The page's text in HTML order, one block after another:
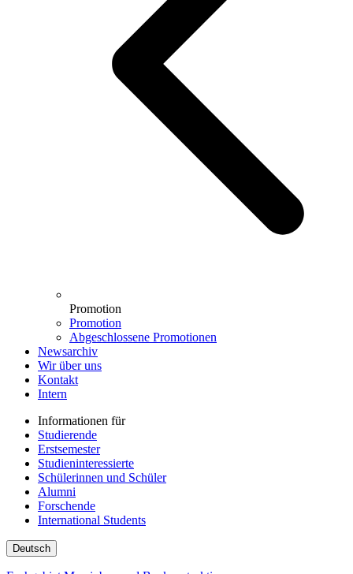
Promotion
Promotion
Abgeschlossene Promotionen
Newsarchiv
Wir über uns
Kontakt
Intern
Informationen für
Studierende
Erstsemester
Studieninteressierte
Schülerinnen und Schüler
Alumni
Forschende
International Students
Deutsch